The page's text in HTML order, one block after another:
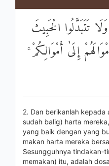
تَتَبَدَّلُوا الْخَبِيثَ
إِلَىٰ أَمْوَالِكُمْ
2. Dan berikanlah
sudah balig) harta
yang baik dengan yang
makan harta mereka
Sesungguhnya tindakan-
memakan) itu, adalah